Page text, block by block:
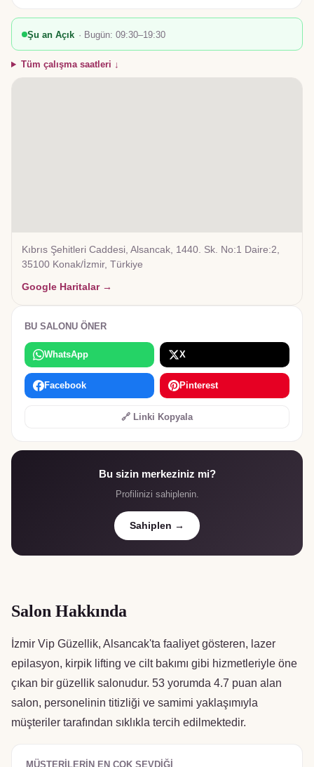
Salon Hakkında
İzmir Vip Güzellik, Alsancak'ta faaliyet gösteren, lazer
epilasyon, kirpik lifting ve cilt bakımı gibi hizmetleriyle öne
çıkan bir güzellik salonudur. 53 yorumda 4.7 puan alan
salon, personelinin titizliği ve samimi yaklaşımıyla
müşteriler tarafından sıklıkla tercih edilmektedir.
MÜŞTERILERIN EN ÇOK SEVDIĞI
Şu an Açık · Bugün: 09:30–19:30
Tüm çalışma saatleri ↓
Kıbrıs Şehitleri Caddesi, Alsancak, 1440. Sk. No:1 Daire:2,
35100 Konak/İzmir, Türkiye
Google Haritalar →
BU SALONU ÖNER
WhatsApp X
Facebook Pinterest
🔗 Linki Kopyala
Bu sizin merkeziniz mi?
Profilinizi sahiplenin.
Sahiplen →